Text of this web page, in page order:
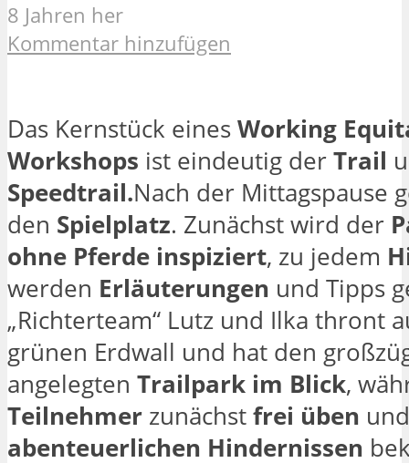
8 Jahren her
Kommentar hinzufügen
Das Kernstück eines Working
Workshops ist eindeutig der Trail
Speedtrail.Nach der Mittagspause
den Spielplatz. Zunächst wird der
ohne Pferde inspiziert, zu jedem
werden Erläuterungen und Tipps
„Richterteam“ Lutz und Ilka thront
grünen Erdwall und hat den
angelegten Trailpark im Blick,
Teilnehmer zunächst frei üben
abenteuerlichen Hindernissen